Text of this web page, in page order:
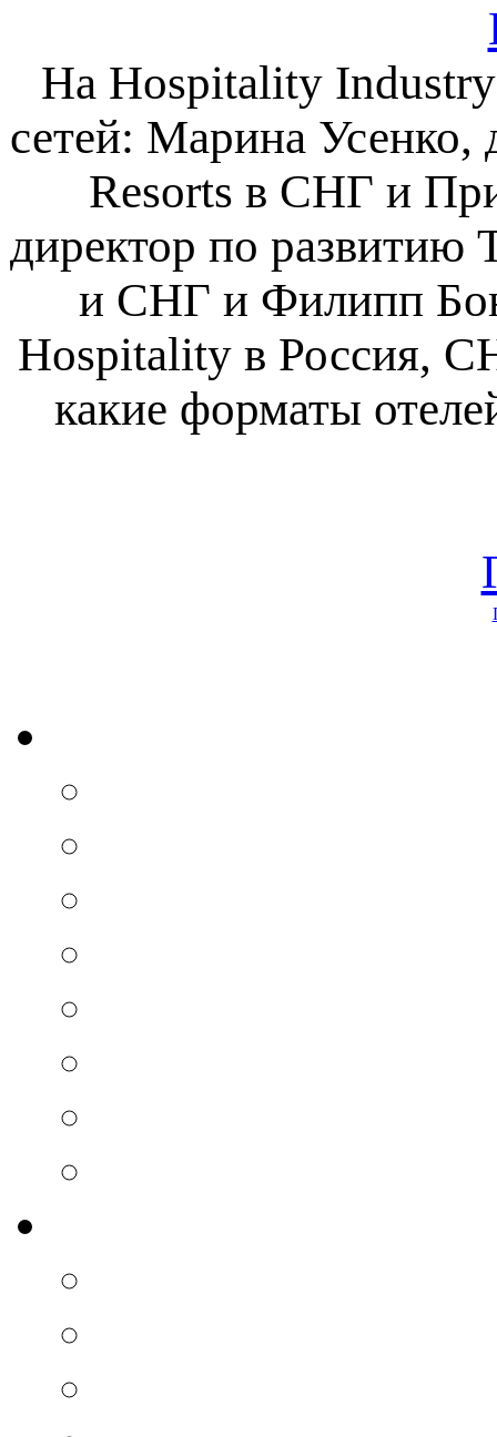
На Hospitality
сетей: Марина Усенко,
Resorts в СНГ и
директор по развитию
и СНГ и Филипп
Hospitality в Россия,
какие форматы